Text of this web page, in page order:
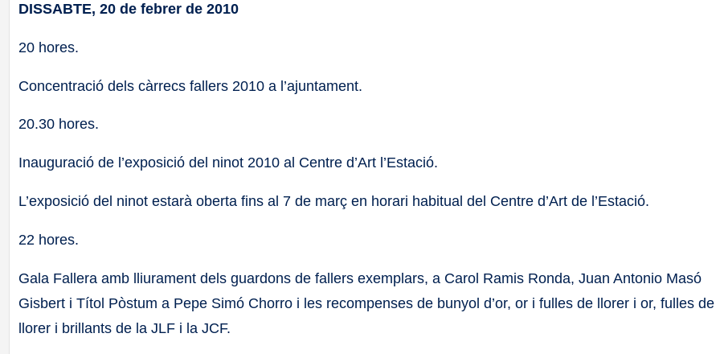
DISSABTE, 20 de febrer de 2010
20 hores.
Concentració dels càrrecs fallers 2010 a l’ajuntament.
20.30 hores.
Inauguració de l’exposició del ninot 2010 al Centre d’Art l’Estació.
L’exposició del ninot estarà oberta fins al 7 de març en horari habitual del Centre d’Art de l’Estació.
22 hores.
Gala Fallera amb lliurament dels guardons de fallers exemplars, a Carol Ramis Ronda, Juan Antonio Masó
Gisbert i Títol Pòstum a Pepe Simó Chorro i les recompenses de bunyol d’or, or i fulles de llorer i or, fulles de
llorer i brillants de la JLF i la JCF.